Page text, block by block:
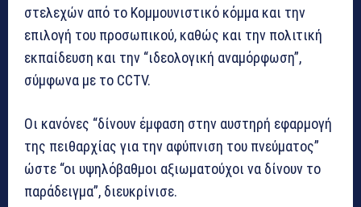
στελεχών από το Κομμουνιστικό κόμμα και την
επιλογή του προσωπικού, καθώς και την πολιτική
εκπαίδευση και την “ιδεολογική αναμόρφωση”,
σύμφωνα με το CCTV.
Οι κανόνες “δίνουν έμφαση στην αυστηρή εφαρμογή
της πειθαρχίας για την αφύπνιση του πνεύματος”
ώστε “οι υψηλόβαθμοι αξιωματούχοι να δίνουν το
παράδειγμα”, διευκρίνισε.